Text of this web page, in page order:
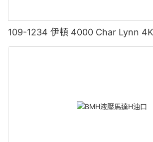
109-1234 伊頓 4000 Char Lynn